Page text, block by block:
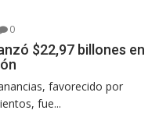
0
$22,97 billones en
favorecido por
fue...